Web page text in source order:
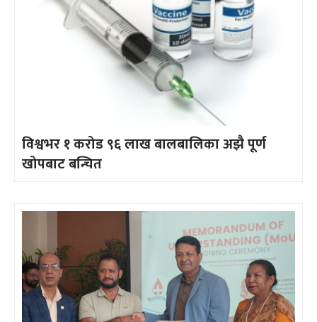
विश्वभर १ करोड ९६ लाख बालबालिका अझै पूर्ण
खोपबाट बन्चित